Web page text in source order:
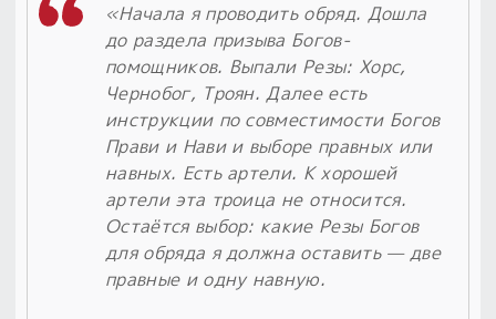
«Начала я проводить обряд. Дошла
до раздела призыва Богов-
помощников. Выпали Резы: Хорс,
Чернобог, Троян. Далее есть
инструкции по совместимости Богов
Прави и Нави и выборе правных или
навных. Есть артели. К хорошей
артели эта троица не относится.
Остаётся выбор: какие Резы Богов
для обряда я должна оставить — две
правные и одну навную.